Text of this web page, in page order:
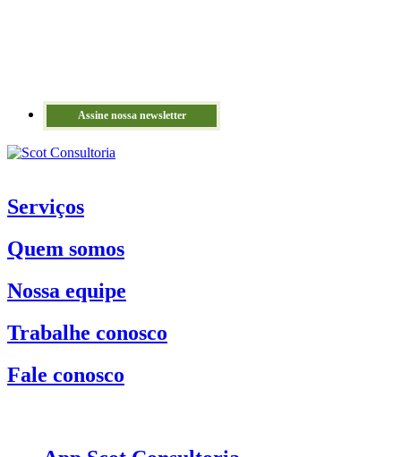
Assine nossa newsletter
Serviços
Quem somos
Nossa equipe
Trabalhe conosco
Fale conosco